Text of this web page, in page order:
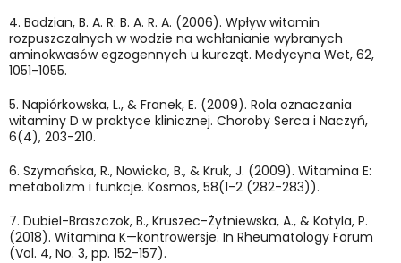
4. Badzian, B. A. R. B. A. R. A. (2006). Wpływ witamin
rozpuszczalnych w wodzie na wchłanianie wybranych
aminokwasów egzogennych u kurcząt. Medycyna Wet, 62,
1051-1055.
5. Napiórkowska, L., & Franek, E. (2009). Rola oznaczania
witaminy D w praktyce klinicznej. Choroby Serca i Naczyń,
6(4), 203-210.
6. Szymańska, R., Nowicka, B., & Kruk, J. (2009). Witamina E:
metabolizm i funkcje. Kosmos, 58(1-2 (282-283)).
7. Dubiel-Braszczok, B., Kruszec-Żytniewska, A., & Kotyla, P.
(2018). Witamina K—kontrowersje. In Rheumatology Forum
(Vol. 4, No. 3, pp. 152-157).